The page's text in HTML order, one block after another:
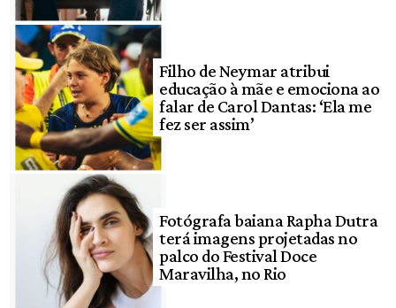
Filho de Neymar atribui
educação à mãe e emociona ao
falar de Carol Dantas: ‘Ela me
fez ser assim’
Fotógrafa baiana Rapha Dutra
terá imagens projetadas no
palco do Festival Doce
Maravilha, no Rio